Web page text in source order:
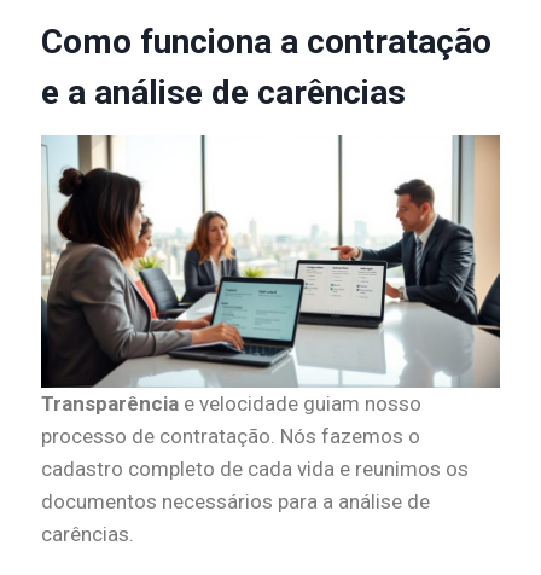
Como funciona a contratação
e a análise de carências
Transparência e velocidade guiam nosso
processo de contratação. Nós fazemos o
cadastro completo de cada vida e reunimos os
documentos necessários para a análise de
carências.